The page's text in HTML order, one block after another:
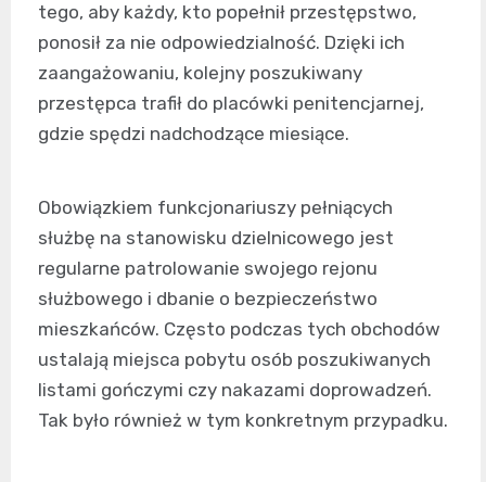
tego, aby każdy, kto popełnił przestępstwo,
ponosił za nie odpowiedzialność. Dzięki ich
zaangażowaniu, kolejny poszukiwany
przestępca trafił do placówki penitencjarnej,
gdzie spędzi nadchodzące miesiące.
Obowiązkiem funkcjonariuszy pełniących
służbę na stanowisku dzielnicowego jest
regularne patrolowanie swojego rejonu
służbowego i dbanie o bezpieczeństwo
mieszkańców. Często podczas tych obchodów
ustalają miejsca pobytu osób poszukiwanych
listami gończymi czy nakazami doprowadzeń.
Tak było również w tym konkretnym przypadku.